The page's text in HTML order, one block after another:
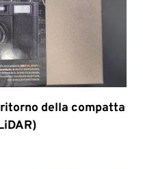
della compatta